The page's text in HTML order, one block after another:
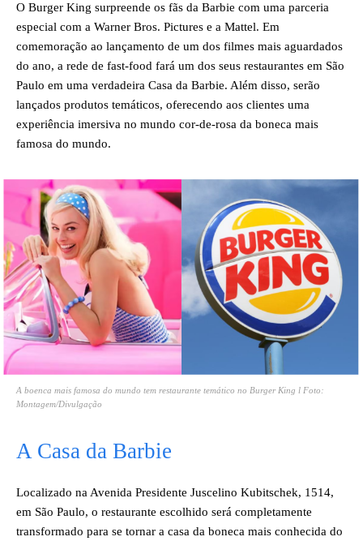
O Burger King surpreende os fãs da Barbie com uma parceria
especial com a Warner Bros. Pictures e a Mattel. Em
comemoração ao lançamento de um dos filmes mais aguardados
do ano, a rede de fast-food fará um dos seus restaurantes em São
Paulo em uma verdadeira Casa da Barbie. Além disso, serão
lançados produtos temáticos, oferecendo aos clientes uma
experiência imersiva no mundo cor-de-rosa da boneca mais
famosa do mundo.
A boenca mais famosa do mundo tem restaurante temático no Burger King l Foto:
Montagem/Divulgação
A Casa da Barbie
Localizado na Avenida Presidente Juscelino Kubitschek, 1514,
em São Paulo, o restaurante escolhido será completamente
transformado para se tornar a casa da boneca mais conhecida do